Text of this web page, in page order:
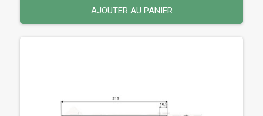
AJOUTER AU PANIER